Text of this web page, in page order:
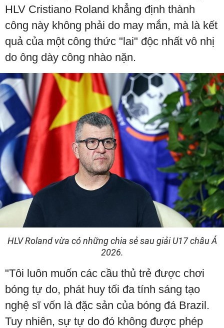
HLV Cristiano Roland khẳng định thành
công này không phải do may mắn, mà là kết
quả của một công thức "lai" độc nhất vô nhị
do ông dày công nhào nặn.
HLV Roland vừa có những chia sẻ sau giải U17 châu Á
2026.
"Tôi luôn muốn các cầu thủ trẻ được chơi
bóng tự do, phát huy tối đa tính sáng tạo
nghệ sĩ vốn là đặc sản của bóng đá Brazil.
Tuy nhiên, sự tự do đó không được phép